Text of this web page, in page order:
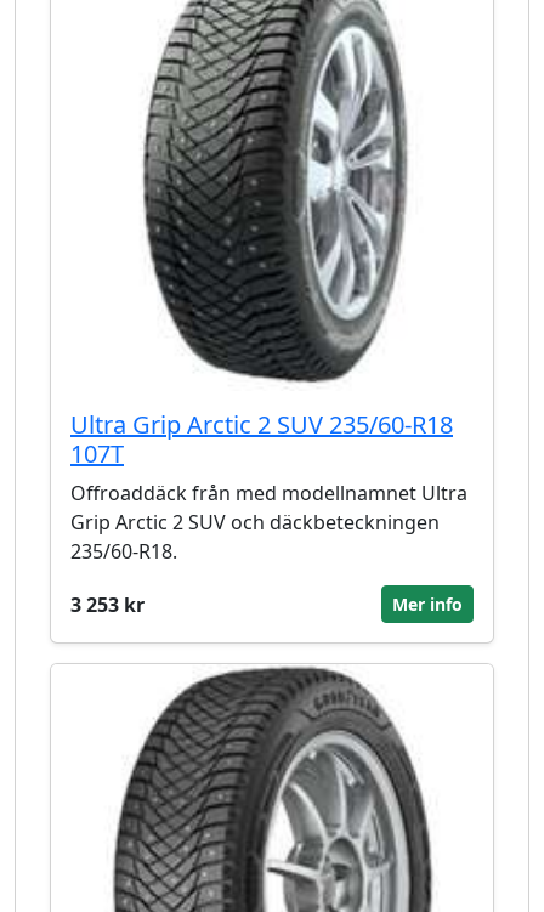
Ultra Grip Arctic 2 SUV 235/60-R18
107T
Offroaddäck från med modellnamnet Ultra
Grip Arctic 2 SUV och däckbeteckningen
235/60-R18.
3 253 kr
Mer info